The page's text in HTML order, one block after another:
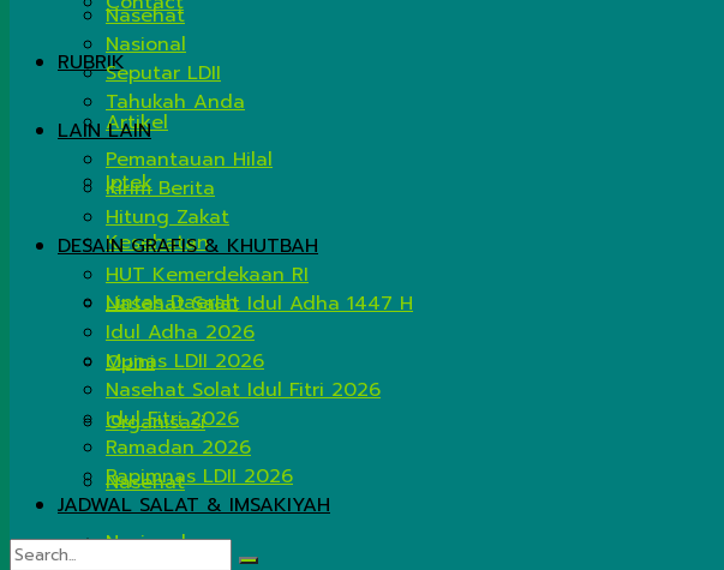
RUBRIK
Artikel
Iptek
Kesehatan
Lintas Daerah
Opini
Organisasi
Nasehat
Nasional
Nasehat
Nasional
Seputar LDII
Tahukah Anda
LAIN LAIN
Pemantauan Hilal
Kirim Berita
Hitung Zakat
DESAIN GRAFIS & KHUTBAH
HUT Kemerdekaan RI
Nasehat Salat Idul Adha 1447 H
Idul Adha 2026
Munas LDII 2026
Nasehat Solat Idul Fitri 2026
Idul Fitri 2026
Ramadan 2026
Rapimnas LDII 2026
JADWAL SALAT & IMSAKIYAH